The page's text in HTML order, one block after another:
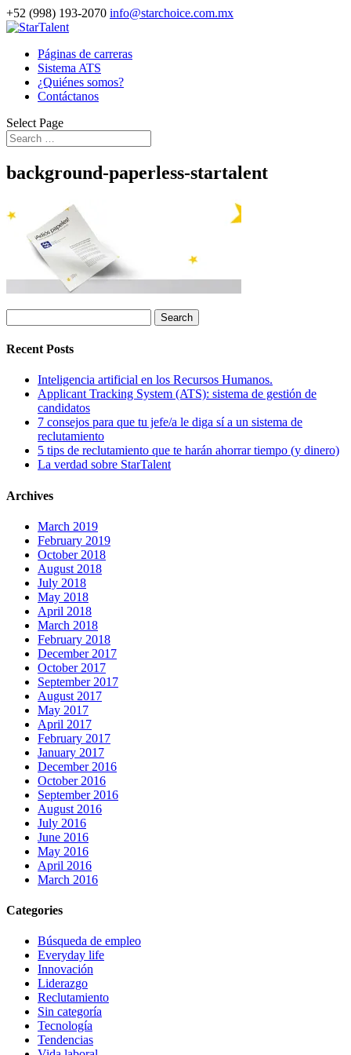
+52 (998) 193-2070 info@starchoice.com.mx
Páginas de carreras
Sistema ATS
¿Quiénes somos?
Contáctanos
Select Page
background-paperless-startalent
for:
Recent Posts
Inteligencia artificial en los Recursos Humanos.
Applicant Tracking System (ATS): sistema de gestión de
candidatos
7 consejos para que tu jefe/a le diga sí a un sistema de
reclutamiento
5 tips de reclutamiento que te harán ahorrar tiempo (y dinero)
La verdad sobre StarTalent
Archives
March 2019
February 2019
October 2018
August 2018
July 2018
May 2018
April 2018
March 2018
February 2018
December 2017
October 2017
September 2017
August 2017
May 2017
April 2017
February 2017
January 2017
December 2016
October 2016
September 2016
August 2016
July 2016
June 2016
May 2016
April 2016
March 2016
Categories
Búsqueda de empleo
Everyday life
Innovación
Liderazgo
Reclutamiento
Sin categoría
Tecnología
Tendencias